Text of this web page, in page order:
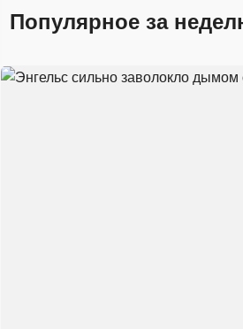
Популярное за